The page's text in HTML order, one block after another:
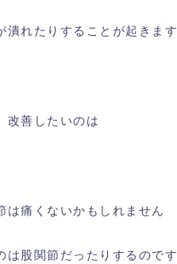
潰れたりすることが起きます
改善したいのは
は痛くないかもしれません
は股関節だったりするのです